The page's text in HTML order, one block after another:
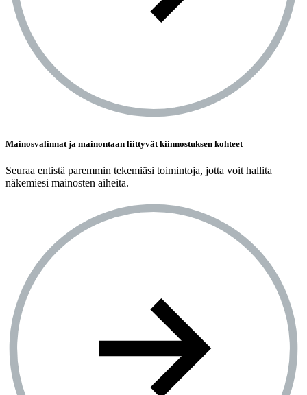
Mainosvalinnat ja mainontaan liittyvät kiinnostuksen kohteet
Seuraa entistä paremmin tekemiäsi toimintoja, jotta voit hallita
näkemiesi mainosten aiheita.